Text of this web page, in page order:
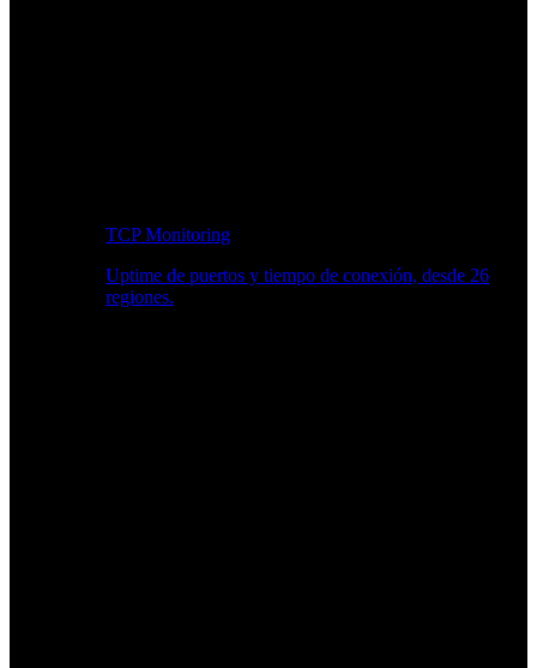
TCP Monitoring
Uptime de puertos y tiempo de conexión, desde 26
regiones.